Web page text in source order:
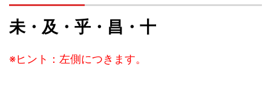
未・及・乎・昌・十
※ヒント：左側につきます。